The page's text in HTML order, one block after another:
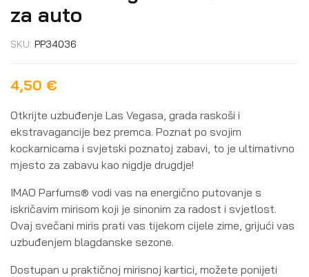
za auto
SKU: PP34036
4,50 €
Otkrijte uzbuđenje Las Vegasa, grada raskoši i
ekstravagancije bez premca. Poznat po svojim
kockarnicama i svjetski poznatoj zabavi, to je ultimativno
mjesto za zabavu kao nigdje drugdje!
IMAO Parfums® vodi vas na energično putovanje s
iskričavim mirisom koji je sinonim za radost i svjetlost.
Ovaj svečani miris prati vas tijekom cijele zime, grijući vas
uzbuđenjem blagdanske sezone.
Dostupan u praktičnoj mirisnoj kartici, možete ponijeti